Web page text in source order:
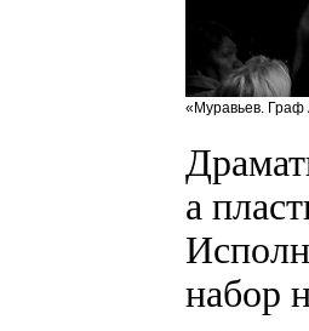
«Муравьев. Граф
а
набор